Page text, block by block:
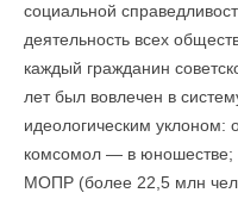
социальной
деятельность всех
каждый гражданин
лет был вовлечен в
идеологическим уклоном:
комсомол — в юношестве;
МОПР (более 22,5 млн